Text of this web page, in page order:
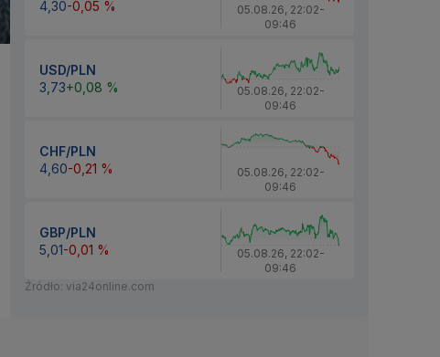
4,30-0,05 % 05.08.26, 22:02-
09:46
USD/PLN
3,73+0,08 % 05.08.26, 22:02-
09:46
CHF/PLN
4,60-0,21 % 05.08.26, 22:02-
09:46
GBP/PLN
5,01-0,01 % 05.08.26, 22:02-
09:46
Źródło: via24online.com